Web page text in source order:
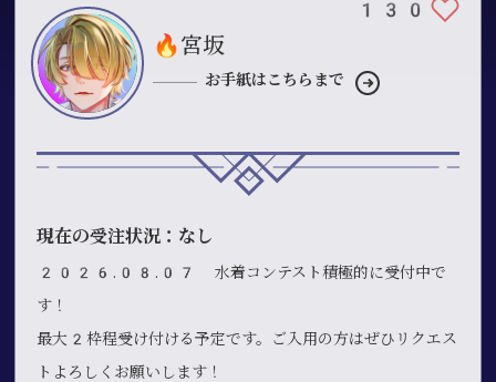
130
🔥宮坂
お手紙はこちらまで
現在の受注状況：なし
2026.08.07 水着コンテスト積極的に受付中で
す！
最大2枠程受け付ける予定です。ご入用の方はぜひリクエス
トよろしくお願いします！